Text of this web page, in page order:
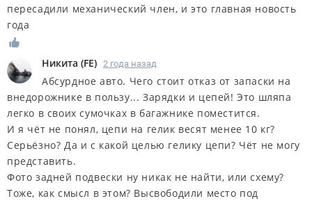
пересадили механический член, и это главная новость
года
Никита (FE) 2 года назад
Абсурдное авто. Чего стоит отказ от запаски на
внедорожнике в пользу... Зарядки и цепей! Это шляпа
легко в своих сумочках в багажнике поместится.
И я чёт не понял, цепи на гелик весят менее 10 кг?
Серьёзно? Да и с какой целью гелику цепи? Чёт не могу
представить.
Фото задней подвески ну никак не найти, или схему?
Тоже, как смысл в этом? Высвободили место под